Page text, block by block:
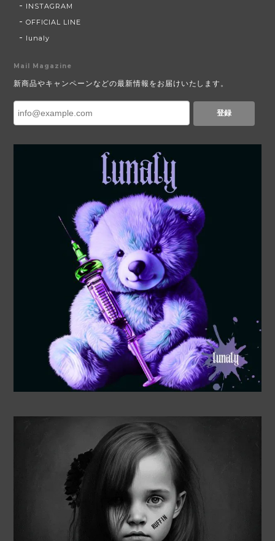
INSTAGRAM
OFFICIAL LINE
lunaly
Mail Magazine
新商品やキャンペーンなどの最新情報をお届けいたします。
登録